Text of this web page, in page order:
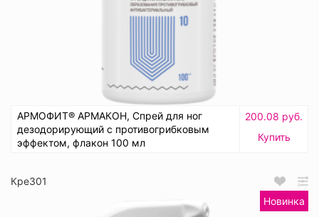
АРМОФИТ® АРМАКОН, Спрей для ног
дезодорирующий с противогрибковым
эффектом, флакон 100 мл
200.08 руб.
Купить
Кре301
Новинка